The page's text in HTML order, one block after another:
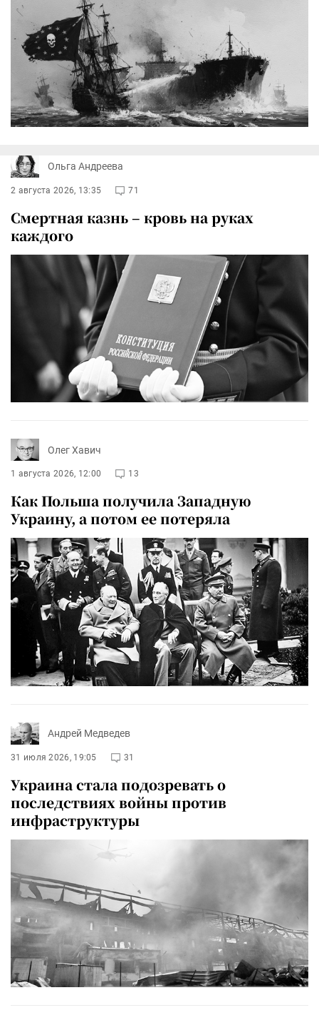
Ольга Андреева
2 августа 2026, 13:35 71
Смертная казнь – кровь на руках
каждого
Олег Хавич
1 августа 2026, 12:00 13
Как Польша получила Западную
Украину, а потом ее потеряла
Андрей Медведев
31 июля 2026, 19:05 31
Украина стала подозревать о
последствиях войны против
инфраструктуры